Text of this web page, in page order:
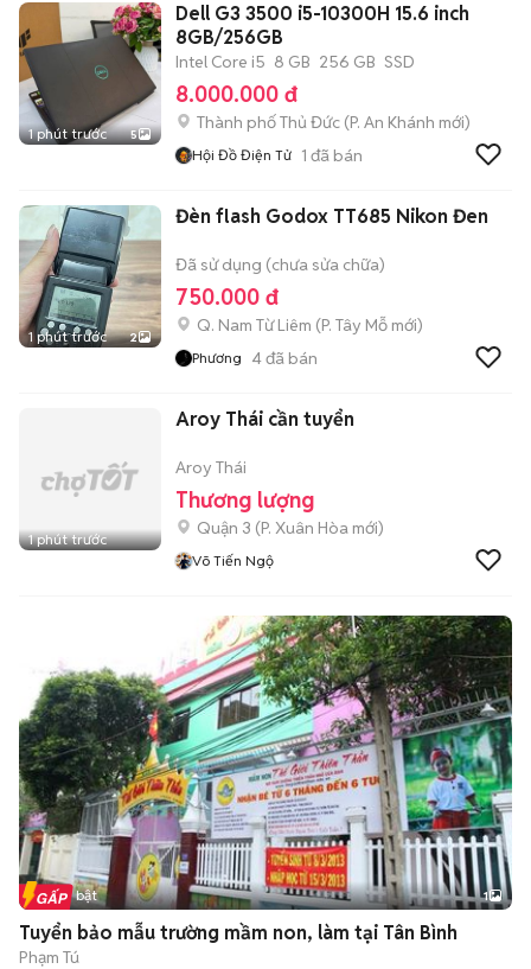
1 phút trước 5
Dell G3 3500 i5-10300H 15.6 inch
8GB/256GB
Intel Core i5 8 GB 256 GB SSD
8.000.000 đ
Thành phố Thủ Đức (P. An Khánh mới)
Hội Đồ Điện Tử 1 đã bán
1 phút trước 2
Đèn flash Godox TT685 Nikon Đen
Đã sử dụng (chưa sửa chữa)
750.000 đ
Q. Nam Từ Liêm (P. Tây Mỗ mới)
Phương 4đã bán
1 phút trước
Aroy Thái cần tuyển
Aroy Thái
Thương lượng
Quận 3 (P. Xuân Hòa mới)
Võ Tiến Ngộ
Tin nổi bật 1
Tuyển bảo mẫu trường mầm non, làm tại Tân Bình
Phạm Tú